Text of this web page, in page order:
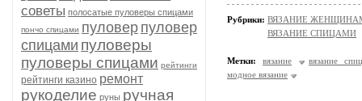
советы полосатые пуловеры спицами
пончо спицами пуловер пуловер
спицами пуловеры
пуловеры спицами рейтинги
рейтинги казино ремонт
рукоделие руны ручная
Рубрики: ВЯЗАНИЕ ЖЕНЩИНАМ/
ВЯЗАНИЕ СПИЦАМИ
Метки: вязание
вязание
модное вязание